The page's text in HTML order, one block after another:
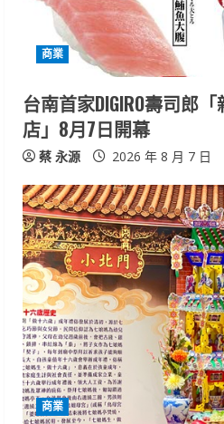
n
g
商業
台南首家DIGIRO壽司郎
店」8月7日開幕
蔡 永源 2026 年 8 月 7 日
商業